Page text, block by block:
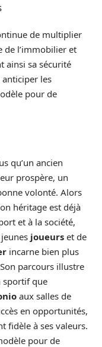
de multiplier
de l’immobilier et
ainsi sa sécurité
anticiper les
pour de
qu’un ancien
prospère, un
volonté. Alors
héritage est déjà
et à la société,
joueurs et de
incarne bien plus
parcours illustre
sportif que
aux salles de
en opportunités,
fidèle à ses valeurs.
pour de